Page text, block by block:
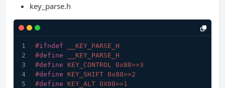
key_parse.h
#ifndef __KEY_PARSE_H
#define __KEY_PARSE_H
#define KEY_CONTROL 0x80>>3
#define KEY_SHIFT 0x80>>2
#define KEY_ALT 0X80>>1